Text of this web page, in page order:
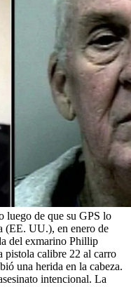
luego de que su GPS lo
(EE. UU.), en enero de
del exmarino Phillip
pistola calibre 22 al carro
una herida en la cabeza.
intencional. La